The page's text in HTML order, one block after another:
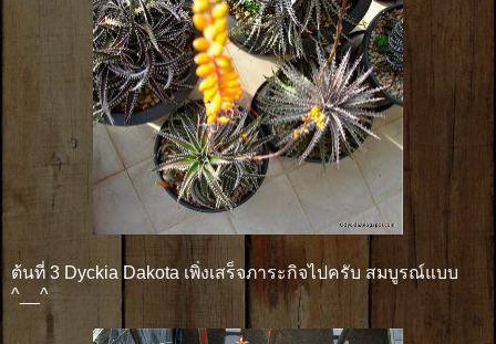
ต้นที่ 3 Dyckia Dakota เพิ่งเสร็จภาระกิจไปครับ สมบูรณ์แบบ
^__^